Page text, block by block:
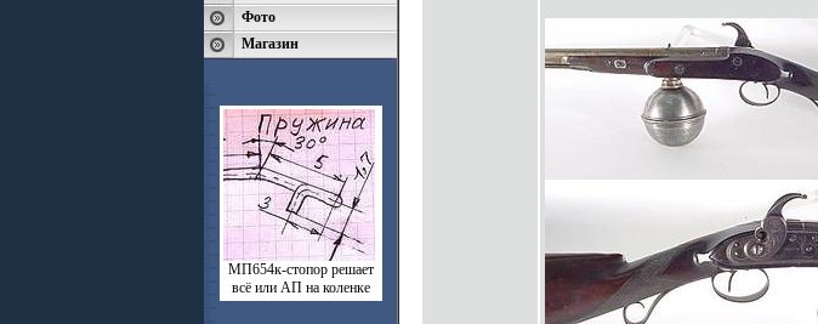
Фото
Магазин
МП654к-стопор решает
всё или АП на коленке